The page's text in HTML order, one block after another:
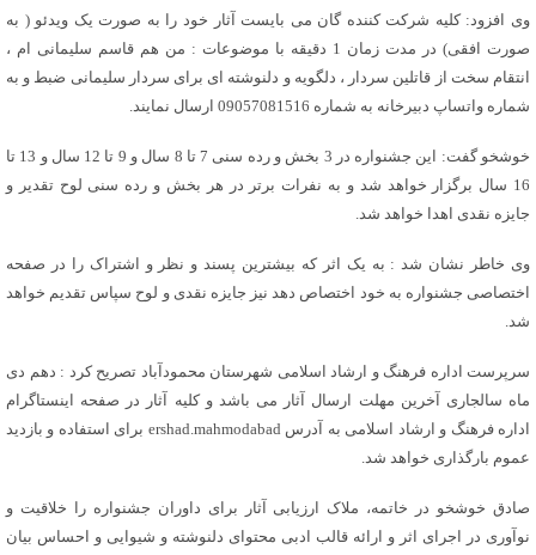
وی افزود: کلیه شرکت کننده گان می بایست آثار خود را به صورت یک ویدئو ( به
صورت افقی) در مدت زمان 1 دقیقه با موضوعات : من هم قاسم سلیمانی ام ،
انتقام سخت از قاتلین سردار ، دلگویه و دلنوشته ای برای سردار سلیمانی ضبط و به
شماره واتساپ دبیرخانه به شماره 09057081516 ارسال نمایند.
خوشخو گفت: این جشنواره در 3 بخش و رده سنی 7 تا 8 سال و 9 تا 12 سال و 13 تا
16 سال برگزار خواهد شد و به نفرات برتر در هر بخش و رده سنی لوح تقدیر و
جایزه نقدی اهدا خواهد شد.
وی خاطر نشان شد : به یک اثر که بیشترین پسند و نظر و اشتراک را در صفحه
اختصاصی جشنواره به خود اختصاص دهد نیز جایزه نقدی و لوح سپاس تقدیم خواهد
شد.
سرپرست اداره فرهنگ و ارشاد اسلامی شهرستان محمودآباد تصریح کرد : دهم دی
ماه سالجاری آخرین مهلت ارسال آثار می باشد و کلیه آثار در صفحه اینستاگرام
اداره فرهنگ و ارشاد اسلامی به آدرس ershad.mahmodabad برای استفاده و بازدید
عموم بارگذاری خواهد شد.
صادق خوشخو در خاتمه، ملاک ارزیابی آثار برای داوران جشنواره را خلاقیت و
نوآوری در اجرای اثر و ارائه قالب ادبی محتوای دلنوشته و شیوایی و احساس بیان